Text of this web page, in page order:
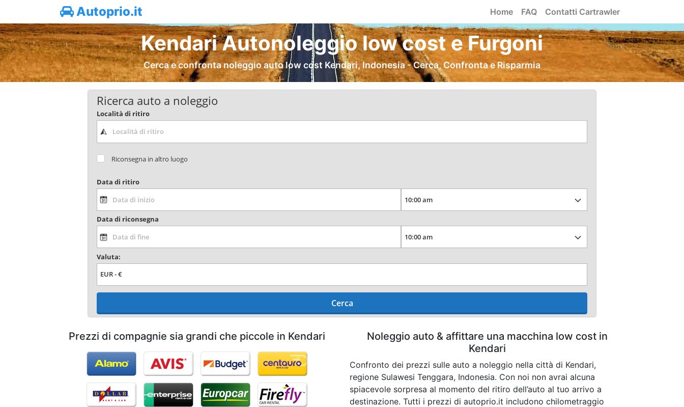
Autoprio.it Home FAQ Contatti Cartrawler
Kendari Autonoleggio low cost e Furgoni
Cerca e confronta noleggio auto low cost Kendari, Indonesia - Cerca, Confronta e Risparmia
Ricerca auto a noleggio
Località di ritiro
Riconsegna in altro luogo
Data di ritiro
Data di riconsegna
Valuta:
Cerca
Prezzi di compagnie sia grandi che piccole in Kendari
Noleggio auto & affittare una macchina low cost in
Kendari
Confronto dei prezzi sulle auto a noleggio nella città di Kendari,
regione Sulawesi Tenggara, Indonesia. Con noi non avrai alcuna
spiacevole sorpresa al momento del ritiro dell’auto al tuo arrivo a
destinazione. Tutti i prezzi di autoprio.it includono chilometraggio